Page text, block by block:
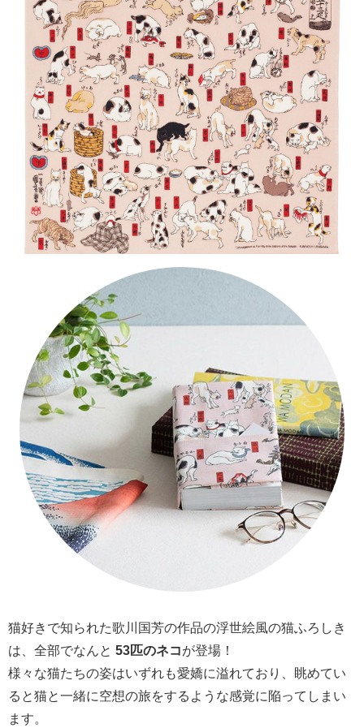
猫好きで知られた歌川国芳の作品の浮世絵風の猫ふろしき
は、全部でなんと 53匹のネコが登場！
様々な猫たちの姿はいずれも愛嬌に溢れており、眺めてい
ると猫と一緒に空想の旅をするような感覚に陥ってしまい
ます。